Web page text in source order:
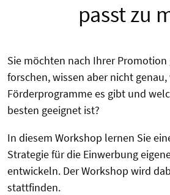
passt zu
Sie möchten nach Ihrer
forschen, wissen aber nicht
Förderprogramme es gibt und
besten geeignet ist?
In diesem Workshop lernen Sie
Strategie für die Einwerbung
entwickeln. Der Workshop wird
stattfinden.